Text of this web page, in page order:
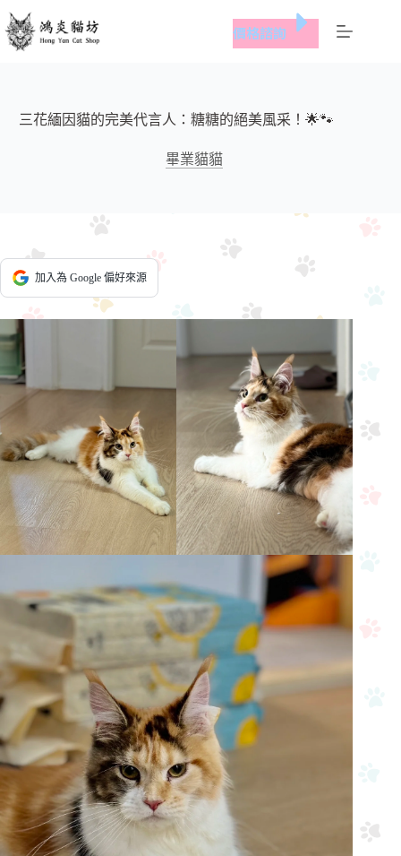
跳
至
價格諮詢
三花緬因貓的完美代言人：糖糖的絕美風采！🌟🐾
畢業貓貓
加入為 Google 偏好來源